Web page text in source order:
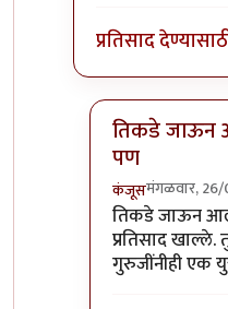
प्रतिसाद
तिकडे जाऊन
पण
कंजूसमंगळवार,
In reply to
तिकडे जाऊन
प्रतिसाद
गुरुजींनीही एक